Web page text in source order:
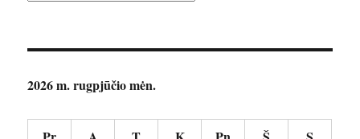
2026 m. rugpjūčio mėn.